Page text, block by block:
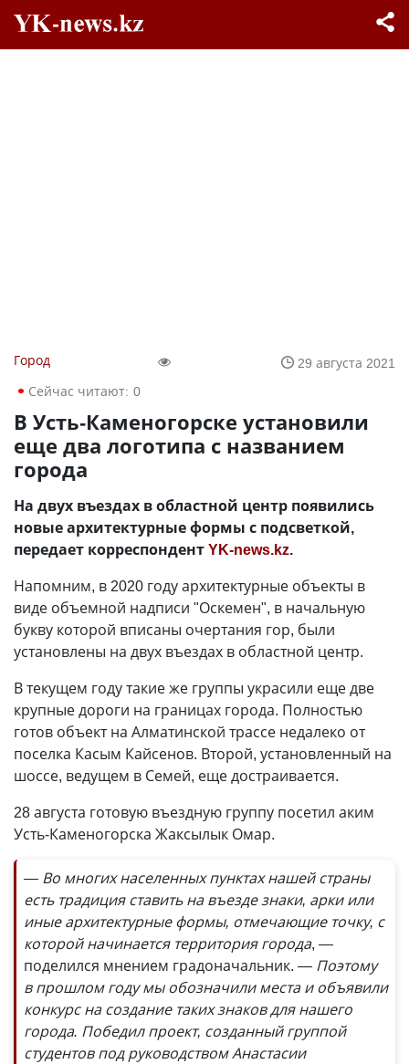
Город
29 августа 2021
Сейчас читают: 0
В Усть-Каменогорске установили
еще два логотипа с названием
города
На двух въездах в областной центр появились
новые архитектурные формы с подсветкой,
передает корреспондентYK-news.kz.
Напомним, в 2020 году архитектурные объекты в
виде объемной надписи "Оскемен", в начальную
букву которой вписаны очертания гор, были
установлены на двух въездах в областной центр.
В текущем году такие же группы украсили еще две
крупные дороги на границах города. Полностью
готов объект на Алматинской трассе недалеко от
поселка Касым Кайсенов. Второй, установленный на
шоссе, ведущем в Семей, еще достраивается.
28 августа готовую въездную группу посетил аким
Усть-Каменогорска Жаксылык Омар.
— Во многих населенных пунктах нашей страны
есть традиция ставить на въезде знаки, арки или
иные архитектурные формы, отмечающие точку, с
которой начинается территория города, —
поделился мнением градоначальник. — Поэтому
в прошлом году мы обозначили места и объявили
конкурс на создание таких знаков для нашего
города. Победил проект, созданный группой
студентов под руководством Анастасии